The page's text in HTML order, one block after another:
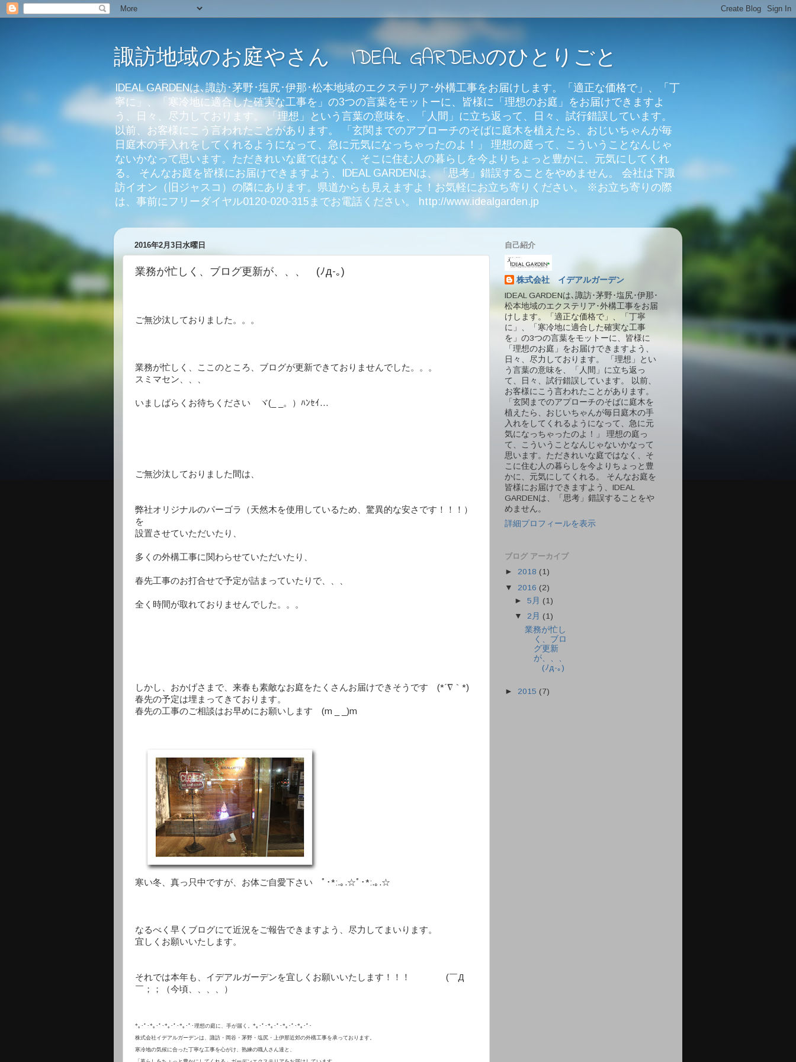
諏訪地域のお庭やさん IDEAL GARDENのひとりごと
IDEAL GARDENは､諏訪･茅野･塩尻･伊那･松本地域のエクステリア･外構工事をお届けします。「適正な価格で」、「丁
寧に」、「寒冷地に適合した確実な工事を」の3つの言葉をモットーに、皆様に「理想のお庭」をお届けできますよ
う、日々、尽力しております。 「理想」という言葉の意味を、「人間」に立ち返って、日々、試行錯誤しています。
以前、お客様にこう言われたことがあります。 「玄関までのアプローチのそばに庭木を植えたら、おじいちゃんが毎
日庭木の手入れをしてくれるようになって、急に元気になっちゃったのよ！」 理想の庭って、こういうことなんじゃ
ないかなって思います。ただきれいな庭ではなく、そこに住む人の暮らしを今よりちょっと豊かに、元気にしてくれ
る。 そんなお庭を皆様にお届けできますよう、IDEAL GARDENは、「思考」錯誤することをやめません。 会社は下諏
訪イオン（旧ジャスコ）の隣にあります。県道からも見えますよ！お気軽にお立ち寄りください。 ※お立ち寄りの際
は、事前にフリーダイヤル0120-020-315までお電話ください。 http://www.idealgarden.jp
2016年2月3日水曜日
業務が忙しく、ブログ更新が、、、 (ﾉд-｡)
ご無沙汰しておりました。。。
業務が忙しく、ここのところ、ブログが更新できておりませんでした。。。
スミマセン、、、
いましばらくお待ちください ヾ(_ _。）ﾊﾝｾｲ…
ご無沙汰しておりました間は、
弊社オリジナルのパーゴラ（天然木を使用しているため、驚異的な安さです！！！）
を
設置させていただいたり、
多くの外構工事に関わらせていただいたり、
春先工事のお打合せで予定が詰まっていたりで、、、
全く時間が取れておりませんでした。。。
しかし、おかげさまで、来春も素敵なお庭をたくさんお届けできそうです (*´∇｀*)
春先の予定は埋まってきております。
春先の工事のご相談はお早めにお願いします (m _ _)m
寒い冬、真っ只中ですが、お体ご自愛下さい ﾟ･*:.｡.☆ﾟ･*:.｡.☆
なるべく早くブログにて近況をご報告できますよう、尽力してまいります。
宜しくお願いいたします。
それでは本年も、イデアルガーデンを宜しくお願いいたします！！！ (￣Д
￣；；（今頃、、、、）
*｡･ﾟ･*｡･ﾟ･*｡･ﾟ･*｡･ﾟ･理想の庭に、手が届く。*｡･ﾟ･*｡･ﾟ･*｡･ﾟ･*｡･ﾟ･
株式会社イデアルガーデンは、諏訪・岡谷・茅野・塩尻・上伊那近郊の外構工事を承っております。
寒冷地の気候に合った丁寧な工事を心がけ、熟練の職人さん達と、
自己紹介
株式会社 イデアルガーデン
IDEAL GARDENは､諏訪･茅野･塩尻･伊那･
松本地域のエクステリア･外構工事をお届
けします。「適正な価格で」、「丁寧
に」、「寒冷地に適合した確実な工事
を」の3つの言葉をモットーに、皆様に
「理想のお庭」をお届けできますよう、
日々、尽力しております。 「理想」とい
う言葉の意味を、「人間」に立ち返っ
て、日々、試行錯誤しています。 以前、
お客様にこう言われたことがあります。
「玄関までのアプローチのそばに庭木を
植えたら、おじいちゃんが毎日庭木の手
入れをしてくれるようになって、急に元
気になっちゃったのよ！」 理想の庭っ
て、こういうことなんじゃないかなって
思います。ただきれいな庭ではなく、そ
こに住む人の暮らしを今よりちょっと豊
かに、元気にしてくれる。 そんなお庭を
皆様にお届けできますよう、IDEAL
GARDENは、「思考」錯誤することをや
めません。
詳細プロフィールを表示
ブログ アーカイブ
► 2018 (1)
▼ 2016 (2)
►5月(1)
▼2月(1)
業務が忙し
く、ブロ
グ更新
が、、、
(ﾉд-｡)
► 2015 (7)